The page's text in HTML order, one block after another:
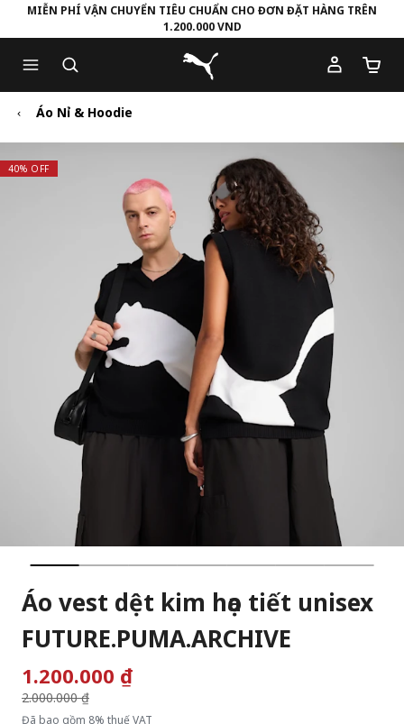
to
Main
content
to
Footer
Content
MIỄN PHÍ VẬN CHUYỂN TIÊU CHUẨN CHO ĐƠN ĐẶT HÀNG TRÊN
1.200.000 VND
Puma Trang chủ
Số
Áo Nỉ & Hoodie
40% OFF
Áo vest dệt kim họa tiết unisex
FUTURE.PUMA.ARCHIVE
1.200.000 ₫Giá giảm từ
2.000.000 ₫
đến
Đã bao gồm 8% thuế VAT